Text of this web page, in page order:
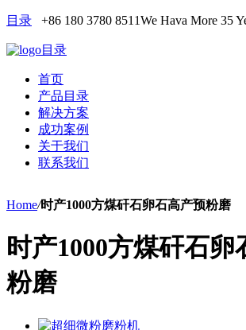
目录 +86 180 3780 8511We Hava More 35
目录
首页
产品目录
解决方案
成功案例
关于我们
联系我们
Home/时产1000方煤矸石卵石高产预粉磨
时产1000方煤矸石卵
粉磨